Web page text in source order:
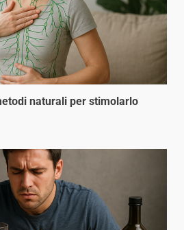
naturali per stimolarlo